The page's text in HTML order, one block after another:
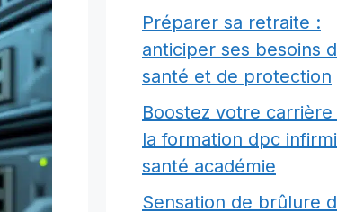
Préparer sa retraite :
anticiper ses besoins
santé et de protection
Boostez votre carrière
la formation dpc
santé académie
Sensation de brûlure